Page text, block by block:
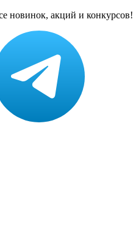
новинок, акций и конкурсов!